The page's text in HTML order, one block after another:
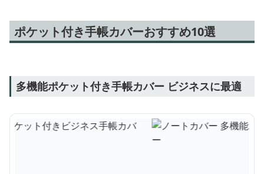
ポケット付き手帳カバーおすすめ10選
多機能ポケット付き手帳カバー ビジネスに最適